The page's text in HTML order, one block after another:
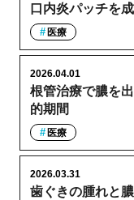
口内炎パッチを
医療
根管治療で膿を
的期間
2026.04.01
医療
歯ぐきの腫れと
2026.03.31